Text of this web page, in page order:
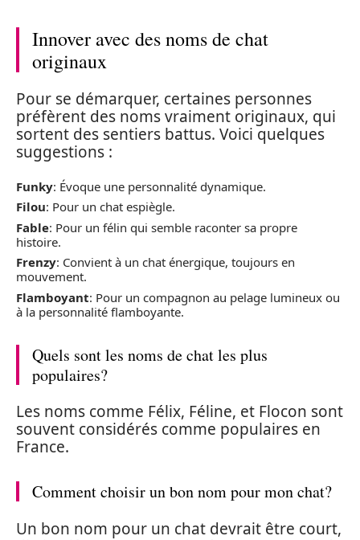
Innover avec des noms de chat
originaux
Pour se démarquer, certaines personnes
préfèrent des noms vraiment originaux, qui
sortent des sentiers battus. Voici quelques
suggestions :
Funky: Évoque une personnalité dynamique.
Filou: Pour un chat espiègle.
Fable: Pour un félin qui semble raconter sa propre
histoire.
Frenzy: Convient à un chat énergique, toujours en
mouvement.
Flamboyant: Pour un compagnon au pelage lumineux ou
à la personnalité flamboyante.
Quels sont les noms de chat les plus
populaires?
Les noms comme Félix, Féline, et Flocon sont
souvent considérés comme populaires en
France.
Comment choisir un bon nom pour mon chat?
Un bon nom pour un chat devrait être court,